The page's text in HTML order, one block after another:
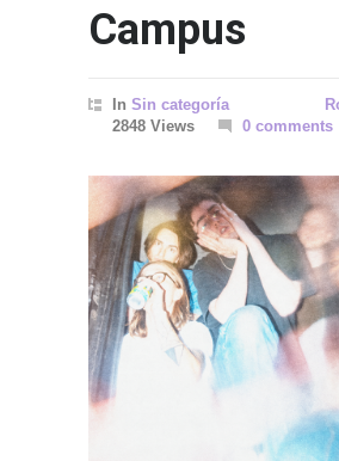
Campus
In Sin categoría
2848 Views
0 comments